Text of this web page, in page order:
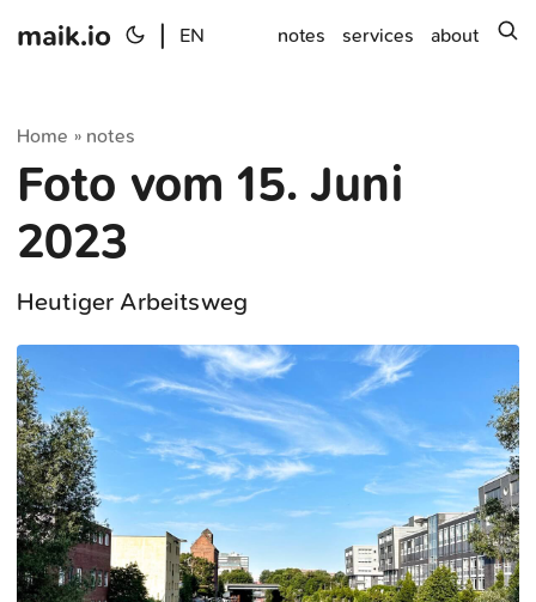
maik.io EN notes services about
Home » notes
Foto vom 15. Juni
2023
Heutiger Arbeitsweg